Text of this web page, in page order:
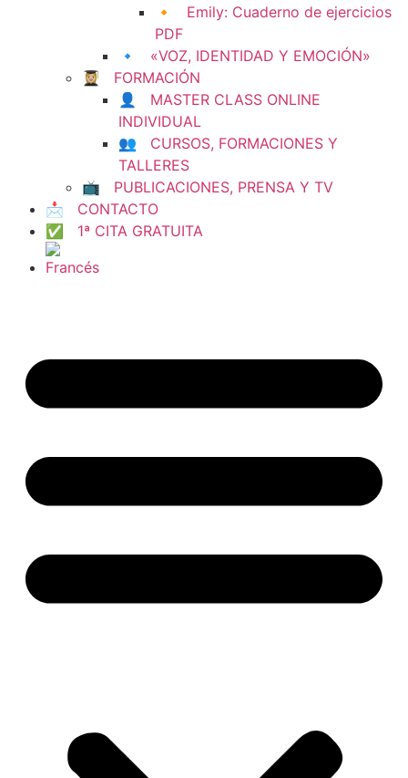
🔸 Emily: Cuaderno de ejercicios
PDF
🔹 «VOZ, IDENTIDAD Y EMOCIÓN»
👩🏼‍🎓 FORMACIÓN
👤 MASTER CLASS ONLINE
INDIVIDUAL
👥 CURSOS, FORMACIONES Y
TALLERES
📺 PUBLICACIONES, PRENSA Y TV
📩 CONTACTO
✅ 1ª CITA GRATUITA